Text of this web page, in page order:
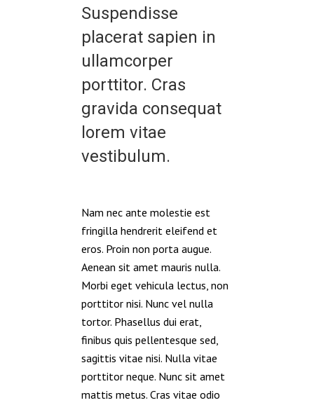
Suspendisse
placerat sapien in
ullamcorper
porttitor. Cras
gravida consequat
lorem vitae
vestibulum.
Nam nec ante molestie est
fringilla hendrerit eleifend et
eros. Proin non porta augue.
Aenean sit amet mauris nulla.
Morbi eget vehicula lectus, non
porttitor nisi. Nunc vel nulla
tortor. Phasellus dui erat,
finibus quis pellentesque sed,
sagittis vitae nisi. Nulla vitae
porttitor neque. Nunc sit amet
mattis metus. Cras vitae odio